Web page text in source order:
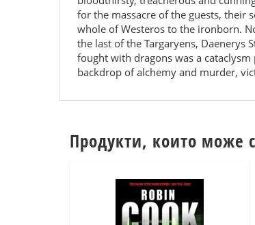
for the massacre of the guests, their
whole of Westeros to the ironborn.
the last of the Targaryens,
fought with dragons was a
backdrop of alchemy and murder,
Продукти, които може